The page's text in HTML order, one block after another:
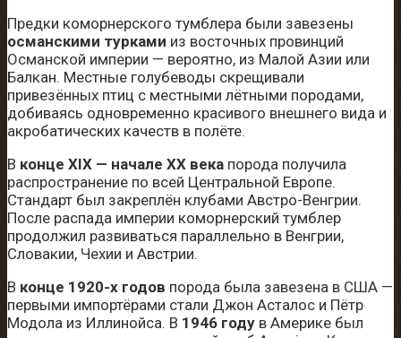
Предки коморнерского тумблера были завезены
османскими турками из восточных провинций
Османской империи — вероятно, из Малой Азии или
Балкан. Местные голубеводы скрещивали
привезённых птиц с местными лётными породами,
добиваясь одновременно красивого внешнего вида и
акробатических качеств в полёте.
В конце XIX — начале XX века порода получила
распространение по всей Центральной Европе.
Стандарт был закреплён клубами Австро-Венгрии.
После распада империи коморнерский тумблер
продолжил развиваться параллельно в Венгрии,
Словакии, Чехии и Австрии.
В конце 1920-х годов порода была завезена в США —
первыми импортёрами стали Джон Асталос и Пётр
Модола из Иллинойса. В 1946 году в Америке был